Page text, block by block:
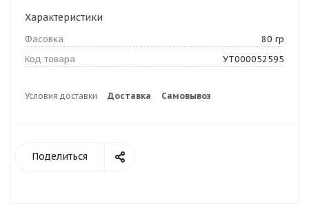
Характеристики
Фасовка
80 гр
Код товара
УТ000052595
Условия доставки Доставка Самовывоз
Поделиться